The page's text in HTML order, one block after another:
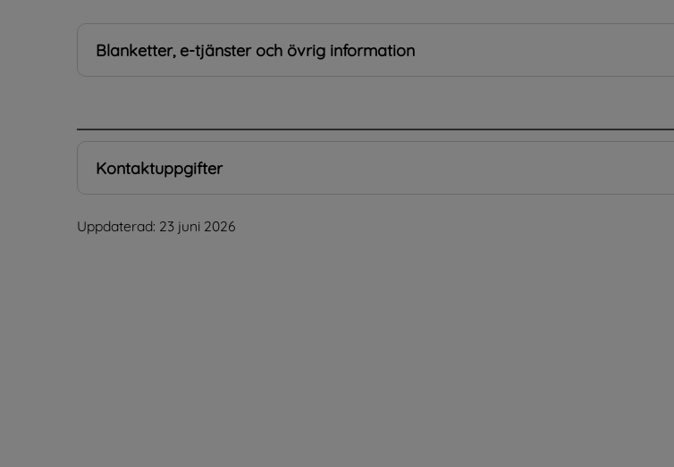
Blanketter, e-tjänster och övrig information
Kontaktuppgifter
Uppdaterad: 23 juni 2026